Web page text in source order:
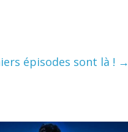
épisodes sont là ! →